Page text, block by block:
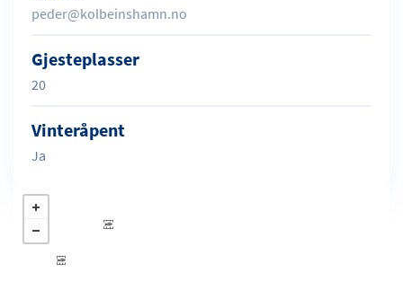
peder@kolbeinshamn.no
Gjesteplasser
20
Vinteråpent
Ja